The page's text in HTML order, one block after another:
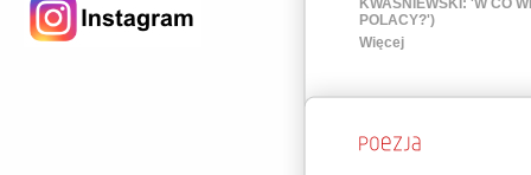
KWAŚNIEWSKI: 'W CO
POLACY?')
Więcej